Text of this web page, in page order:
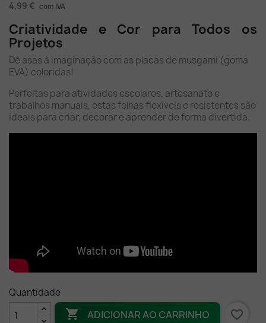
4,99 € com IVA
Criatividade e Cor para Todos os
Projetos
Dê asas à imaginação com as placas de musgami (goma
EVA) coloridas!
Perfeitas para atividades escolares, artesanato e
trabalhos manuais, estas folhas flexíveis e resistentes são
ideais para criar, decorar e aprender de forma divertida.
Quantidade
 ADICIONAR AO CARRINHO favorite_border